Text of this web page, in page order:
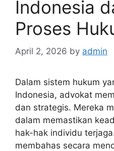
Indonesia
Proses
April 2, 2026 by admin
Dalam sistem hukum
Indonesia, advokat
dan strategis. Mereka
dalam memastikan
hak-hak individu
membahas secara